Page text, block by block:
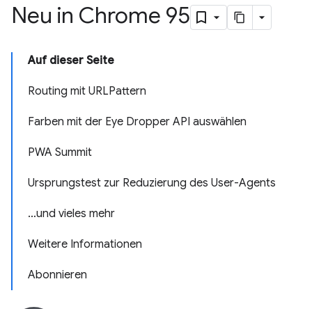
Neu in Chrome 95
Auf dieser Seite
Routing mit URLPattern
Farben mit der Eye Dropper API auswählen
PWA Summit
Ursprungstest zur Reduzierung des User-Agents
…und vieles mehr
Weitere Informationen
Abonnieren